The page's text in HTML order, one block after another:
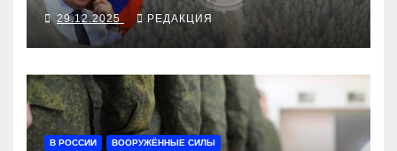
29.12.2025 РЕДАКЦИЯ
В РОССИИ ВООРУЖЁННЫЕ СИЛЫ